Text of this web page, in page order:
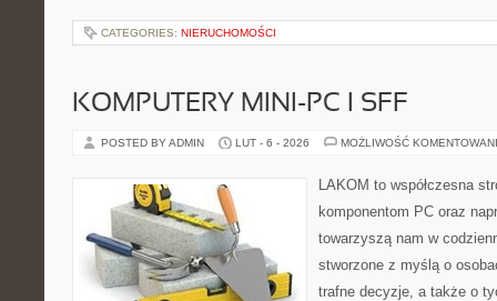
CATEGORIES: NIERUCHOMOŚCI
KOMPUTERY MINI-PC I SFF
POSTED BY ADMIN LUT - 6 - 2026 MOŻLIWOŚĆ
LAKOM to współczesna
komponentom PC oraz
towarzyszą nam w
stworzone z myślą o
trafne decyzje, a także o